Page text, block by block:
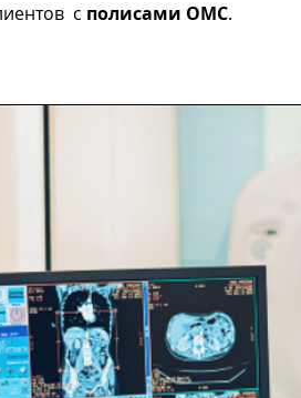
с полисами ОМС.